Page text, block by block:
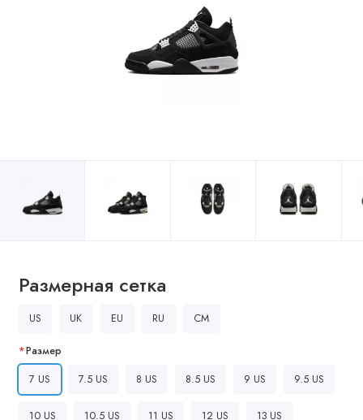
Размерная сетка
US UK EU RU CM
Размер
7 US
7.5 US 8 US 8.5 US 9 US 9.5 US
10 US 10.5 US 11 US 12 US 13 US